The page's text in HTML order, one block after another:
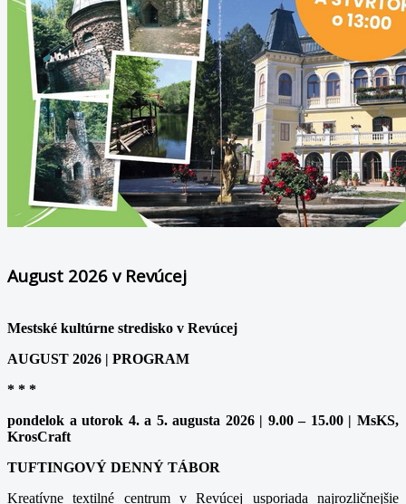
August 2026 v Revúcej
Mestské kultúrne stredisko v Revúcej
AUGUST 2026 | PROGRAM
* * *
pondelok a utorok 4. a 5. augusta 2026 | 9.00 – 15.00 | MsKS,
KrosCraft
TUFTINGOVÝ DENNÝ TÁBOR
Kreatívne textilné centrum v Revúcej usporiada najrozličnejšie